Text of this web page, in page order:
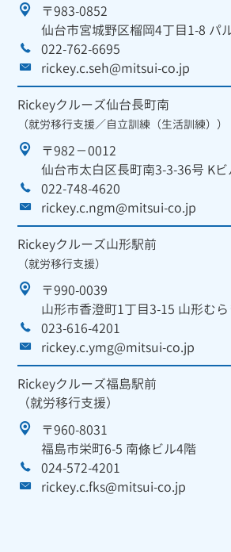
〒983-0852
仙台市宮城野区榴岡4丁目1-8 パ
022-762-6695
rickey.c.seh@mitsui-co.jp
Rickeyクルーズ仙台長町南
（就労移行支援／自立訓練（生活訓練））
〒982－0012
仙台市太白区長町南3-3-36号 K
022-748-4620
rickey.c.ngm@mitsui-co.jp
Rickeyクルーズ山形駅前
（就労移行支援）
〒990-0039
山形市香澄町1丁目3-15 山形む
023-616-4201
rickey.c.ymg@mitsui-co.jp
Rickeyクルーズ福島駅前
（就労移行支援）
〒960-8031
福島市栄町6-5 南條ビル4階
024-572-4201
rickey.c.fks@mitsui-co.jp